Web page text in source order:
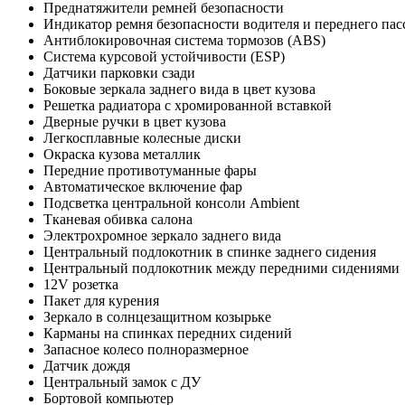
Преднатяжители ремней безопасности
Индикатор ремня безопасности водителя и переднего
Антиблокировочная система тормозов (ABS)
Система курсовой устойчивости (ESP)
Датчики парковки сзади
Боковые зеркала заднего вида в цвет кузова
Решетка радиатора с хромированной вставкой
Дверные ручки в цвет кузова
Легкосплавные колесные диски
Окраска кузова металлик
Передние противотуманные фары
Автоматическое включение фар
Подсветка центральной консоли Ambient
Тканевая обивка салона
Электрохромное зеркало заднего вида
Центральный подлокотник в спинке заднего сидения
Центральный подлокотник между передними сидениями
12V розетка
Пакет для курения
Зеркало в солнцезащитном козырьке
Карманы на спинках передних сидений
Запасное колесо полноразмерное
Датчик дождя
Центральный замок с ДУ
Бортовой компьютер